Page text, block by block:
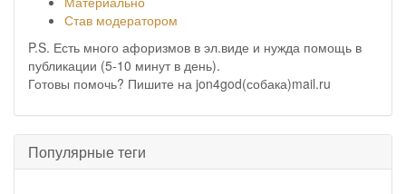
Став модератором
P.S. Есть много афоризмов в эл.виде и нужда помощь в
публикации (5-10 минут в день).
Готовы помочь? Пишите на jon4god(собака)mail.ru
Популярные теги